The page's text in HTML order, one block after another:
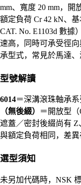
mm、寬度 20 mm，開
額定負荷 Cr 42 kN、
CAT. No. E1103d 數
速高，同時可承受徑
承型式，常見於馬達
型號解讀
6014＝深溝滾珠軸承系
（無後綴）
＝開放型
遮蓋／密封後綴尚有
與額定負荷相同，差
選型須知
未另加代碼時，NSK